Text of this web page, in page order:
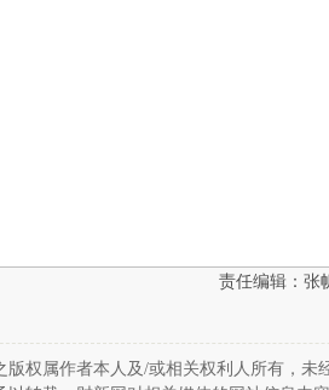
责任编辑：张
权属作者本人及/或相关权利人所有，未